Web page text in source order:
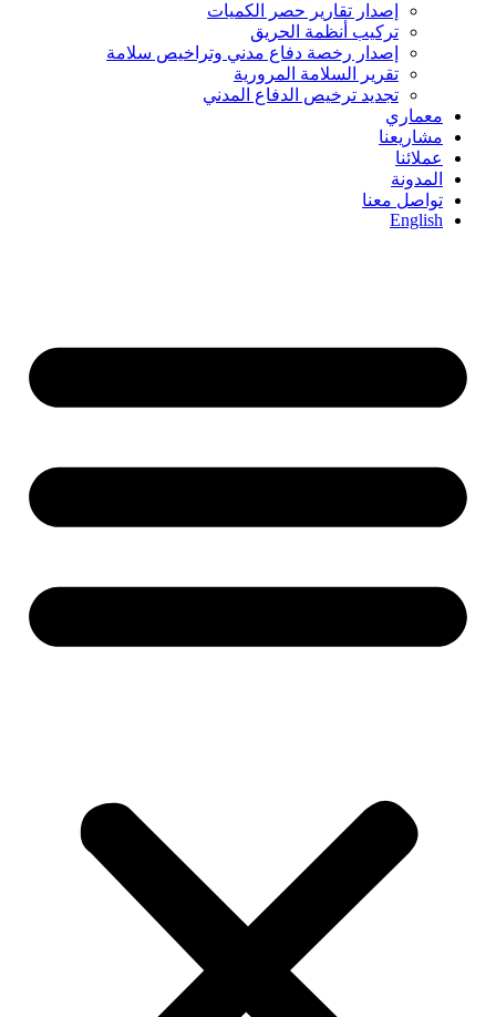
إصدار تقارير حصر الكميات
تركيب أنظمة الحريق
إصدار رخصة دفاع مدني وتراخيص سلامة
تقرير السلامة المرورية
تجديد ترخيص الدفاع المدني
معماري
مشاريعنا
عملائنا
المدونة
تواصل معنا
English